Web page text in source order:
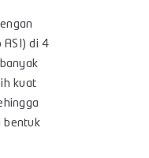
ASI) di 4
kuat
bentuk